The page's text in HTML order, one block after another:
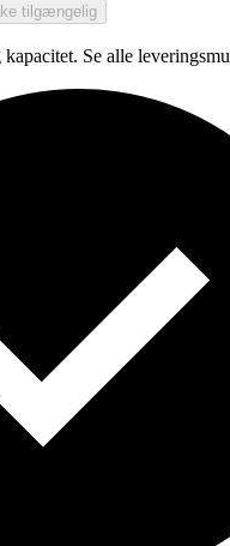
tilgængelig
Se alle